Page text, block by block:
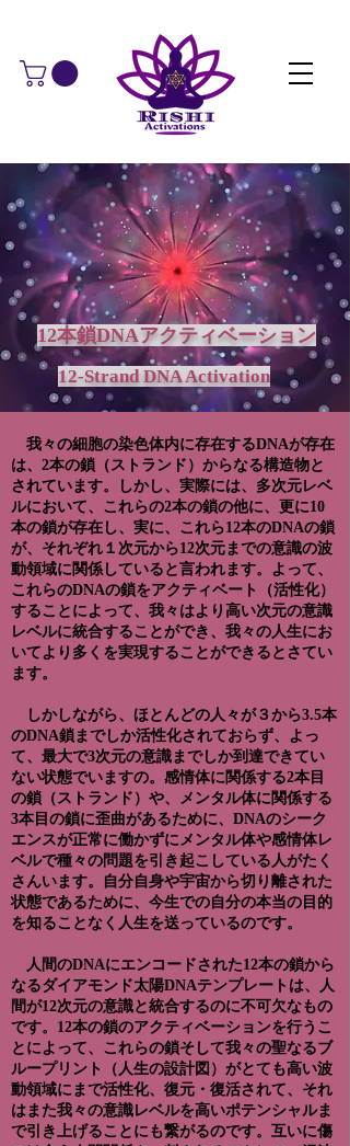
12本鎖DNAアクティベーション
12-Strand DNA Activation
我々の細胞の染色体内に存在するDNAが存在
は、2本の鎖（ストランド）からなる構造物と
されています。しかし、実際には、多次元レベ
ルにおいて、これらの2本の鎖の他に、更に10
本の鎖が存在し、実に、これら12本のDNAの鎖
が、それぞれ１次元から12次元までの意識の波
動領域に関係していると言われます。よって、
これらのDNAの鎖をアクティベート（活性化）
することによって、我々はより高い次元の意識
レベルに統合することができ、我々の人生にお
いてより多くを実現することができるとさてい
ます。
しかしながら、ほとんどの人々が３から3.5本
のDNA鎖までしか活性化されておらず、よっ
て、最大で3次元の意識までしか到達できてい
ない状態でいますの。感情体に関係する2本目
の鎖（ストランド）や、メンタル体に関係する
3本目の鎖に歪曲があるために、DNAのシーク
エンスが正常に働かずにメンタル体や感情体レ
ベルで種々の問題を引き起こしている人がたく
さんいます。自分自身や宇宙から切り離された
状態であるために、今生での自分の本当の目的
を知ることなく人生を送っているのです。
人間のDNAにエンコードされた12本の鎖から
なるダイアモンド太陽DNAテンプレートは、人
間が12次元の意識と統合するのに不可欠なもの
です。12本の鎖のアクティベーションを行うこ
とによって、これらの鎖そして我々の聖なるブ
ループリント（人生の設計図）がとても高い波
動領域にまで活性化、復元・復活されて、それ
はまた我々の意識レベルを高いポテンシャルま
で引き上げることにも繋がるのです。互いに傷